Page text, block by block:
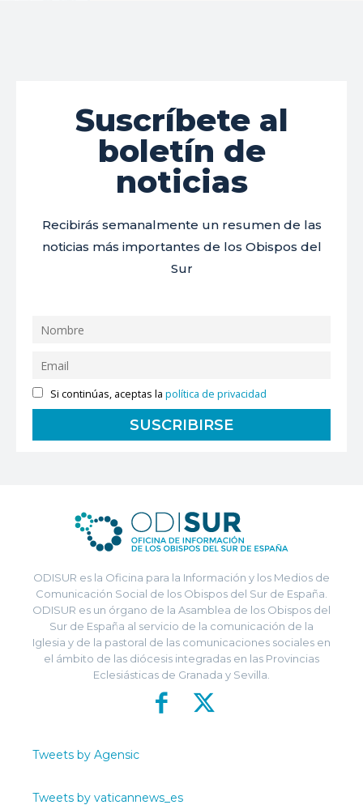
Suscríbete al
boletín de
noticias
Recibirás semanalmente un resumen de las
noticias más importantes de los Obispos del
Sur
Si continúas, aceptas lapolítica de privacidad
ODISUR es la Oficina para la Información y los Medios de
Comunicación Social de los Obispos del Sur de España.
ODISUR es un órgano de la Asamblea de los Obispos del
Sur de España al servicio de la comunicación de la
Iglesia y de la pastoral de las comunicaciones sociales en
el ámbito de las diócesis integradas en las Provincias
Eclesiásticas de Granada y Sevilla.
Tweets by Agensic
Tweets by vaticannews_es